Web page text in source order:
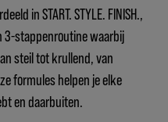
in START. STYLE. FINISH.,
3-stappenroutine waarbij
steil tot krullend, van
formules helpen je elke
en daarbuiten.